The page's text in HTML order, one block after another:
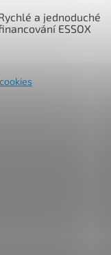
a jednoduché
ESSOX